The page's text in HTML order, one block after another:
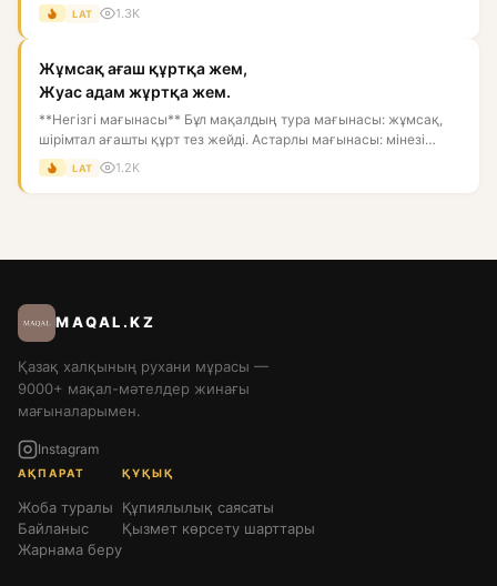
к...
LAT 1.3K
Жұмсақ ағаш құртқа жем,
Жуас адам жұртқа жем.
**Негізгі мағынасы** Бұл мақалдың тура мағынасы: жұмсақ,
шірімтал ағашты құрт тез жейді. Астарлы мағынасы: мінезі
босаң,...
LAT 1.2K
MAQAL.KZ
Қазақ халқының рухани мұрасы —
9000+ мақал-мәтелдер жинағы
мағыналарымен.
Instagram
АҚПАРАТ
Жоба туралы
Байланыс
Жарнама беру
ҚҰҚЫҚ
Құпиялылық саясаты
Қызмет көрсету шарттары